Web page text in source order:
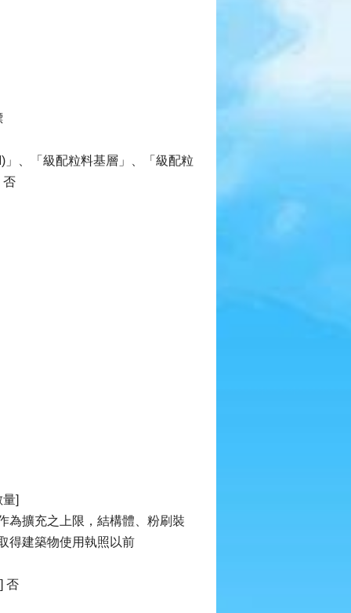
、「級配粒料基層」、「級配粒
否
]
為擴充之上限，結構體、粉刷裝
得建築物使用執照以前
否